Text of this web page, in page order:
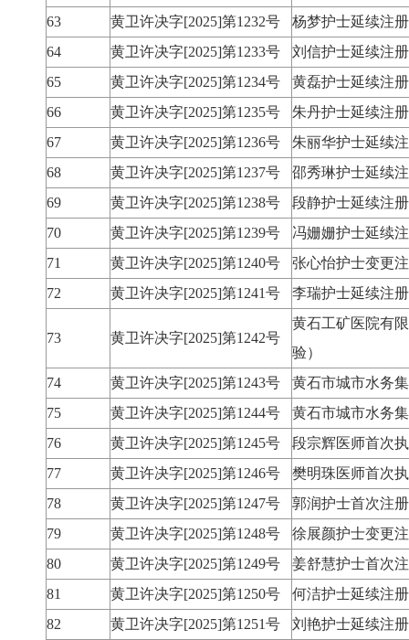
63
黄卫许决字[2025]第1232号
杨梦护士延续注册
64
黄卫许决字[2025]第1233号
刘信护士延续注册
65
黄卫许决字[2025]第1234号
黄磊护士延续注册
66
黄卫许决字[2025]第1235号
朱丹护士延续注册
67
黄卫许决字[2025]第1236号
朱丽华护士延续
68
黄卫许决字[2025]第1237号
邵秀琳护士延续
69
黄卫许决字[2025]第1238号
段静护士延续注册
70
黄卫许决字[2025]第1239号
冯姗姗护士延续
71
黄卫许决字[2025]第1240号
张心怡护士变更
72
黄卫许决字[2025]第1241号 李瑞护士延续注册
73 黄卫许决字[2025]第1242号
黄石工矿医院有
验）
74
黄卫许决字[2025]第1243号
黄石市城市水务
75
黄卫许决字[2025]第1244号
黄石市城市水务
76
黄卫许决字[2025]第1245号
段宗辉医师首次
77
黄卫许决字[2025]第1246号
樊明珠医师首次
78
黄卫许决字[2025]第1247号
郭润护士首次注册
79
黄卫许决字[2025]第1248号
徐展颜护士变更
80
黄卫许决字[2025]第1249号
姜舒慧护士首次
81
黄卫许决字[2025]第1250号
何洁护士延续注册
82
黄卫许决字[2025]第1251号 刘艳护士延续注册